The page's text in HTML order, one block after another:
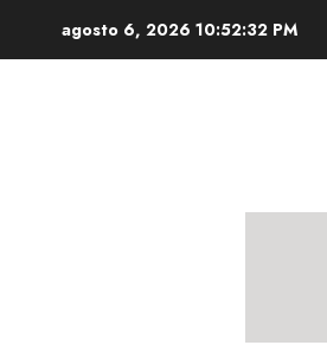
agosto 6, 2026 10:52:33 PM